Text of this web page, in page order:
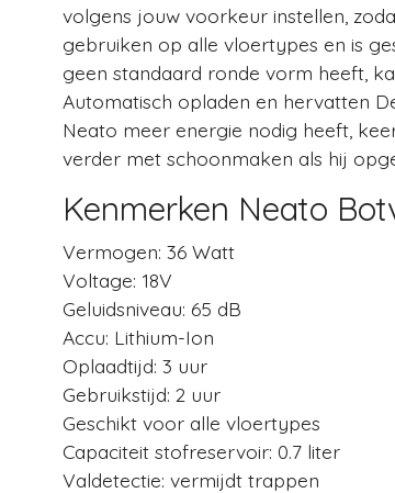
volgens jouw voorkeur instellen,
gebruiken op alle vloertypes en is
geen standaard ronde vorm heeft,
Automatisch opladen en hervatten
Neato meer energie nodig heeft,
verder met schoonmaken als hij
Kenmerken Neato
Vermogen: 36 Watt
Voltage: 18V
Geluidsniveau: 65 dB
Accu: Lithium-Ion
Oplaadtijd: 3 uur
Gebruikstijd: 2 uur
Geschikt voor alle vloertypes
Capaciteit stofreservoir: 0.7 liter
Valdetectie: vermijdt trappen